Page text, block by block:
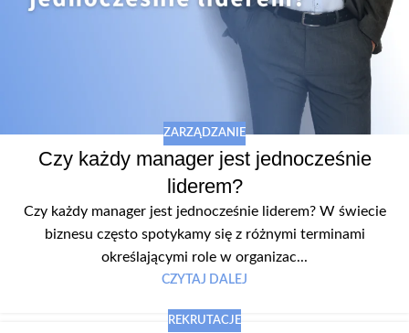
ZARZĄDZANIE
Czy każdy manager jest jednocześnie
liderem?
Czy każdy manager jest jednocześnie liderem? W świecie
biznesu często spotykamy się z różnymi terminami
określającymi role w organizac...
CZYTAJ DALEJ
REKRUTACJE